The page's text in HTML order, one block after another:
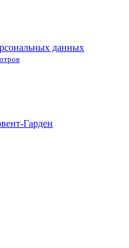
данных
Гарден